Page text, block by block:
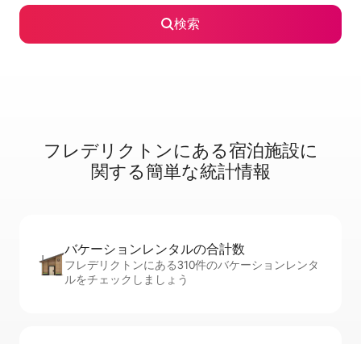
検索
フレデリクトンに⁠あ⁠る宿⁠泊⁠施⁠設⁠に
関⁠す⁠る簡⁠単⁠な統⁠計⁠情⁠報
バケーションレ⁠ン⁠タ⁠ル⁠の合⁠計⁠数
フレデリクトンにある310件のバケーションレンタ
ルをチェックしましょう